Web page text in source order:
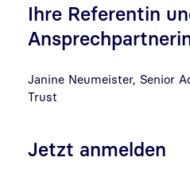
Ihre Referentin
Janine Neumeister, Senior
Trust
Jetzt anmelden